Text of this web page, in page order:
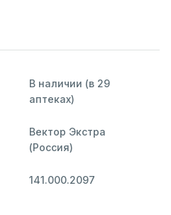
В наличии (в 29
аптеках)
Вектор Экстра
(Россия)
141.000.2097